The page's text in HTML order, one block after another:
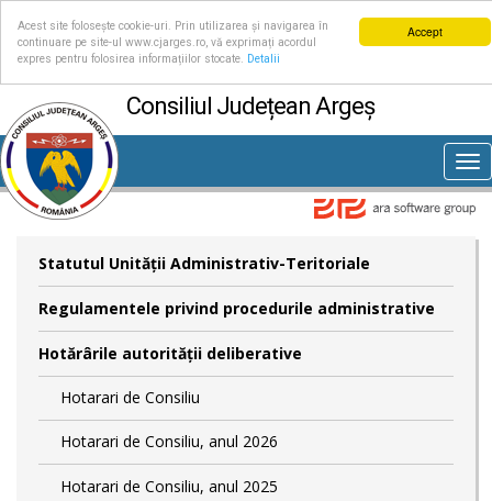
Accept
Acest site folosește cookie-uri. Prin utilizarea și navigarea în
continuare pe site-ul www.cjarges.ro, vă exprimați acordul
expres pentru folosirea informațiilor stocate.
Detalii
Consiliul Județean Argeș
Statutul Unităţii Administrativ-Teritoriale
Regulamentele privind procedurile administrative
Hotărârile autorităţii deliberative
Hotarari de Consiliu
Hotarari de Consiliu, anul 2026
Hotarari de Consiliu, anul 2025